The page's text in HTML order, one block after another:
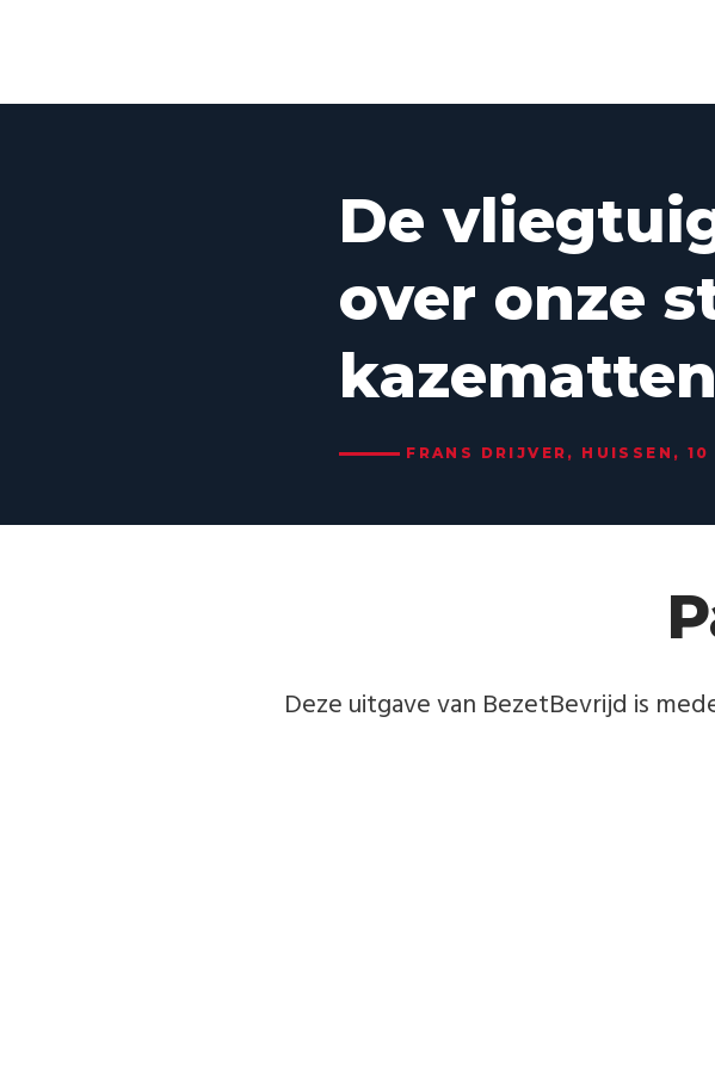
De
over onze
FRANS DRIJVER, HUISSEN,
Deze uitgave van BezetBevrijd is